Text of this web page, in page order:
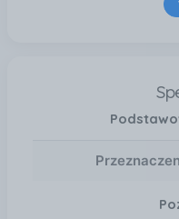
podwyższona
preparatów do
posiada w swoim
przeznaczenia
meble, boazerie czy